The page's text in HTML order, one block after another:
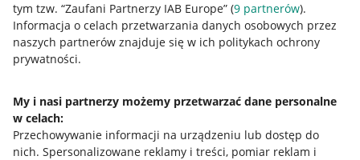
tym tzw. “Zaufani Partnerzy IAB Europe” (9 partnerów).
Informacja o celach przetwarzania danych osobowych przez
naszych partnerów znajduje się w ich politykach ochrony
prywatności.
My i nasi partnerzy możemy przetwarzać dane personalne
w celach:
Przechowywanie informacji na urządzeniu lub dostęp do
nich. Spersonalizowane reklamy i treści, pomiar reklam i
Przydatne informacje
Jak to działa
Allegro Gadane dla sprzedających
Allegro Gadane dla kupujących